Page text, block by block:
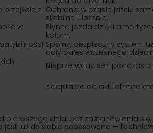
przejście z Ochrona w czasie jazdy
stabilne ułożenie.
w
Płynna jazda dzięki
kołom.
Spójny, bezpieczny system
cały okres wczesnego
Nieprzerwany sen podczas
Adaptacja do aktualnego
dnia, bez zastanawiania
jest już do siebie dopasowane —